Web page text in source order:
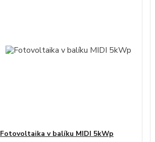
Fotovoltaika v balíku MIDI 5kWp